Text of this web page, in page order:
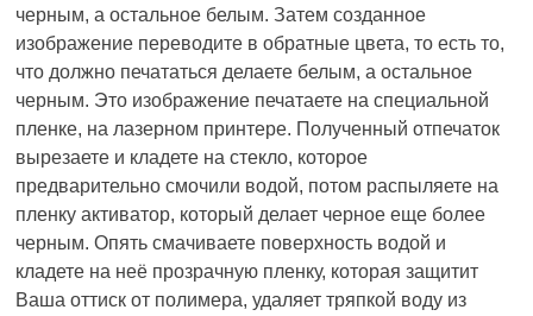
черным, а остальное белым. Затем созданное
изображение переводите в обратные цвета, то есть то,
что должно печататься делаете белым, а остальное
черным. Это изображение печатаете на специальной
пленке, на лазерном принтере. Полученный отпечаток
вырезаете и кладете на стекло, которое
предварительно смочили водой, потом распыляете на
пленку активатор, который делает черное еще более
черным. Опять смачиваете поверхность водой и
кладете на неё прозрачную пленку, которая защитит
Ваша оттиск от полимера, удаляет тряпкой воду из